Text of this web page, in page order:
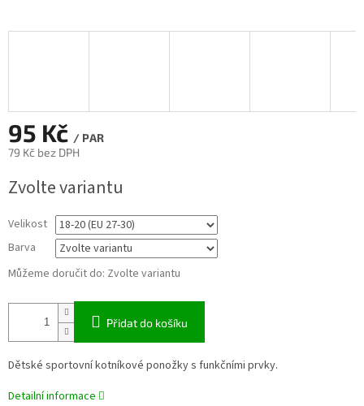
95 Kč / PAR
79 Kč bez DPH
cena:
Zvolte variantu
Velikost
Barva
Můžeme doručit do: Zvolte variantu
Přidat do košíku
Dětské sportovní kotníkové ponožky s funkčními prvky.
Detailní informace